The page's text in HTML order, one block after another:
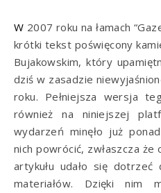
W 2007 roku na łamach “Gazety Mikołowskiej” ukazał się
krótki tekst poświęcony
Bujakowskim, który
dziś w zasadzie
roku. Pełniejsza wersja
również na niniejszej
wydarzeń minęło już
nich powrócić, zwłaszcza
artykułu udało się dotrzeć
materiałów. Dzięki nim